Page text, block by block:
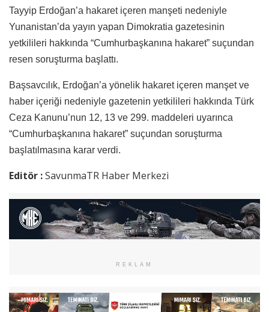
Tayyip Erdoğan’a hakaret içeren manşeti nedeniyle
Yunanistan’da yayın yapan Dimokratia gazetesinin
yetkilileri hakkında “Cumhurbaşkanına hakaret” suçundan
resen soruşturma başlattı.
Başsavcılık, Erdoğan’a yönelik hakaret içeren manşet ve
haber içeriği nedeniyle gazetenin yetkilileri hakkında Türk
Ceza Kanunu’nun 12, 13 ve 299. maddeleri uyarınca
“Cumhurbaşkanına hakaret” suçundan soruşturma
başlatılmasına karar verdi.
Editör :SavunmaTR Haber Merkezi
REKLAM